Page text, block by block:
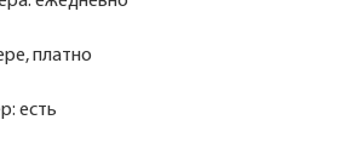
платно
есть